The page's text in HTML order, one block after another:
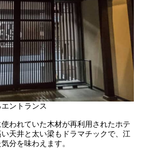
ントランス
われていた木材が再利用されたホテ
天井と太い梁もドラマチックで、江
分を味わえます。